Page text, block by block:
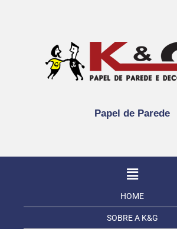
Papel de Parede
HOME
SOBRE A K&G